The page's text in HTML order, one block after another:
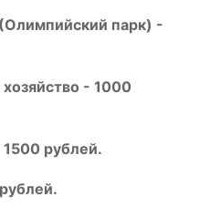
парк) -
- 1000
рублей.